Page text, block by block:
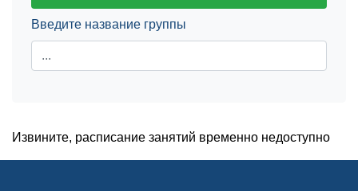
Введите название группы
Извините, расписание занятий временно недоступно